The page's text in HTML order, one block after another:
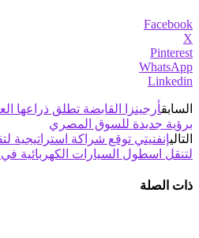
Facebook
X
Pinterest
WhatsApp
Linkedin
السابق
برؤية جديدة للسوق المصري
التاليإنفنيتي توقع شراكة
لتنقل اسطول السيارات الكهربائية
ذات الصلة